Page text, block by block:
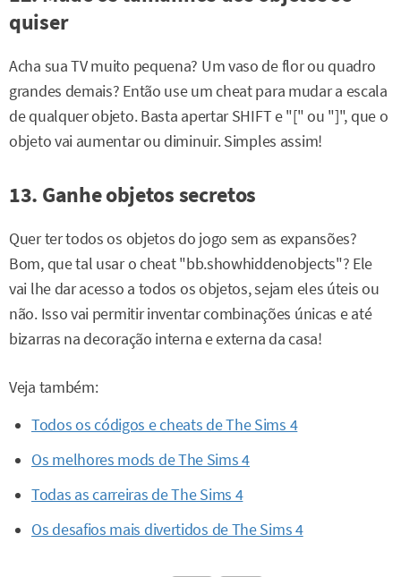
quiser
Acha sua TV muito pequena? Um vaso de flor ou quadro
grandes demais? Então use um cheat para mudar a escala
de qualquer objeto. Basta apertar SHIFT e "[" ou "]", que o
objeto vai aumentar ou diminuir. Simples assim!
13. Ganhe objetos secretos
Quer ter todos os objetos do jogo sem as expansões?
Bom, que tal usar o cheat "bb.showhiddenobjects"? Ele
vai lhe dar acesso a todos os objetos, sejam eles úteis ou
não. Isso vai permitir inventar combinações únicas e até
bizarras na decoração interna e externa da casa!
Veja também:
Todos os códigos e cheats de The Sims 4
Os melhores mods de The Sims 4
Todas as carreiras de The Sims 4
Os desafios mais divertidos de The Sims 4